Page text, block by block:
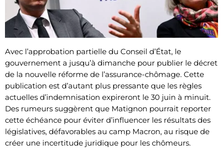
Avec l’approbation partielle du Conseil d’État, le
gouvernement a jusqu’à dimanche pour publier le décret
de la nouvelle réforme de l’assurance-chômage. Cette
publication est d’autant plus pressante que les règles
actuelles d’indemnisation expireront le 30 juin à minuit.
Des rumeurs suggèrent que Matignon pourrait reporter
cette échéance pour éviter d’influencer les résultats des
législatives, défavorables au camp Macron, au risque de
créer une incertitude juridique pour les chômeurs.